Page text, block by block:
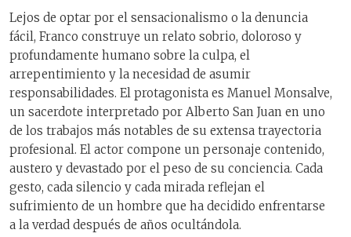
Lejos de optar por el sensacionalismo o la denuncia
fácil, Franco construye un relato sobrio, doloroso y
profundamente humano sobre la culpa, el
arrepentimiento y la necesidad de asumir
responsabilidades. El protagonista es Manuel Monsalve,
un sacerdote interpretado por Alberto San Juan en uno
de los trabajos más notables de su extensa trayectoria
profesional. El actor compone un personaje contenido,
austero y devastado por el peso de su conciencia. Cada
gesto, cada silencio y cada mirada reflejan el
sufrimiento de un hombre que ha decidido enfrentarse
a la verdad después de años ocultándola.